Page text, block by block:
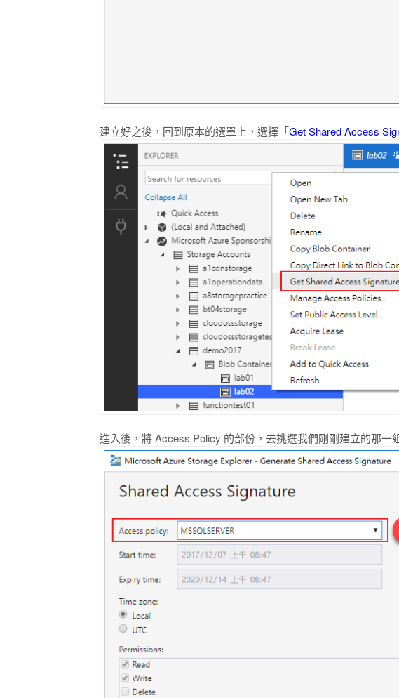
建立好之後，回到原本的選單上，選擇「Get Shared Access
進入後，將 Access Policy 的部份，去挑選我們剛剛建立的那一